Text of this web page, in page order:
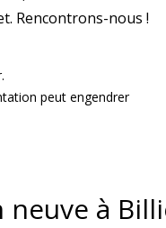
Rencontrons-nous !
peut engendrer
à